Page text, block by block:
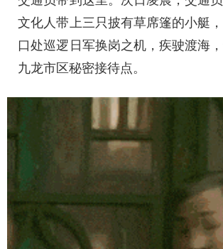
文化人带上三只披有草席篷的小艇
口处巡逻日军换岗之机，疾驶渡海
九龙市区秘密接待点。